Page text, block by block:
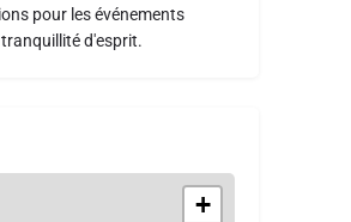
pour les événements
d'esprit.
+